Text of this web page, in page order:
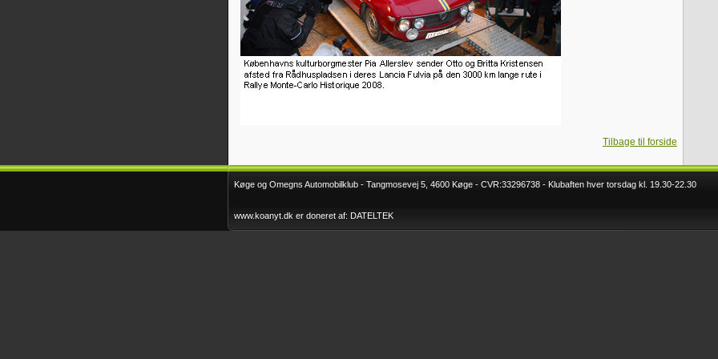
Tilbage til forside
deltagelse
2011Køge Løbet 2015
Klubrally FTZ 2015
Faxe Minirally 2012
Køge og Omegns Automobilklub - Tangmosevej 5, 4600 Køge - CVR:33296738 - Klubaften hver torsdag kl. 19.30-22.30
www.koanyt.dk er doneret af: DATELTEK